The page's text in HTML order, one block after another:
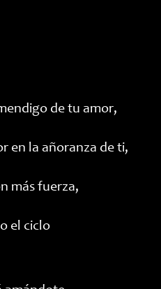
de tu amor,
en la añoranza de ti,
más fuerza,
el ciclo